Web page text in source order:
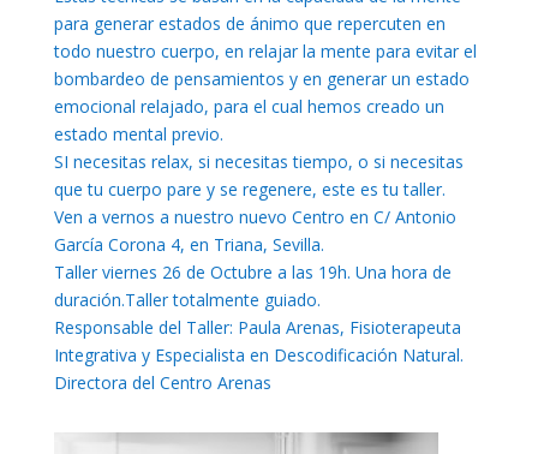
para generar estados de ánimo que repercuten en
todo nuestro cuerpo, en relajar la mente para evitar el
bombardeo de pensamientos y en generar un estado
emocional relajado, para el cual hemos creado un
estado mental previo.
SI necesitas relax, si necesitas tiempo, o si necesitas
que tu cuerpo pare y se regenere, este es tu taller.
Ven a vernos a nuestro nuevo Centro en C/ Antonio
García Corona 4, en Triana, Sevilla.
Taller viernes 26 de Octubre a las 19h. Una hora de
duración.Taller totalmente guiado.
Responsable del Taller: Paula Arenas, Fisioterapeuta
Integrativa y Especialista en Descodificación Natural.
Directora del Centro Arenas